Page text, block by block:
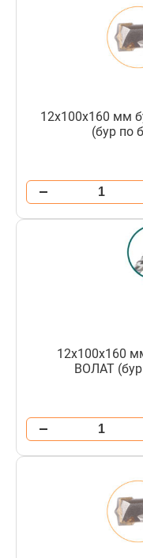
12х100х160 мм
(бур по
12х100х160
ВОЛАТ (бур